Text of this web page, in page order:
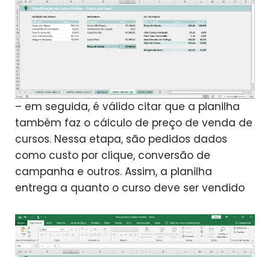
– em seguida, é válido citar que a planilha
também faz o cálculo de preço de venda de
cursos. Nessa etapa, são pedidos dados
como custo por clique, conversão de
campanha e outros. Assim, a planilha
entrega a quanto o curso deve ser vendido